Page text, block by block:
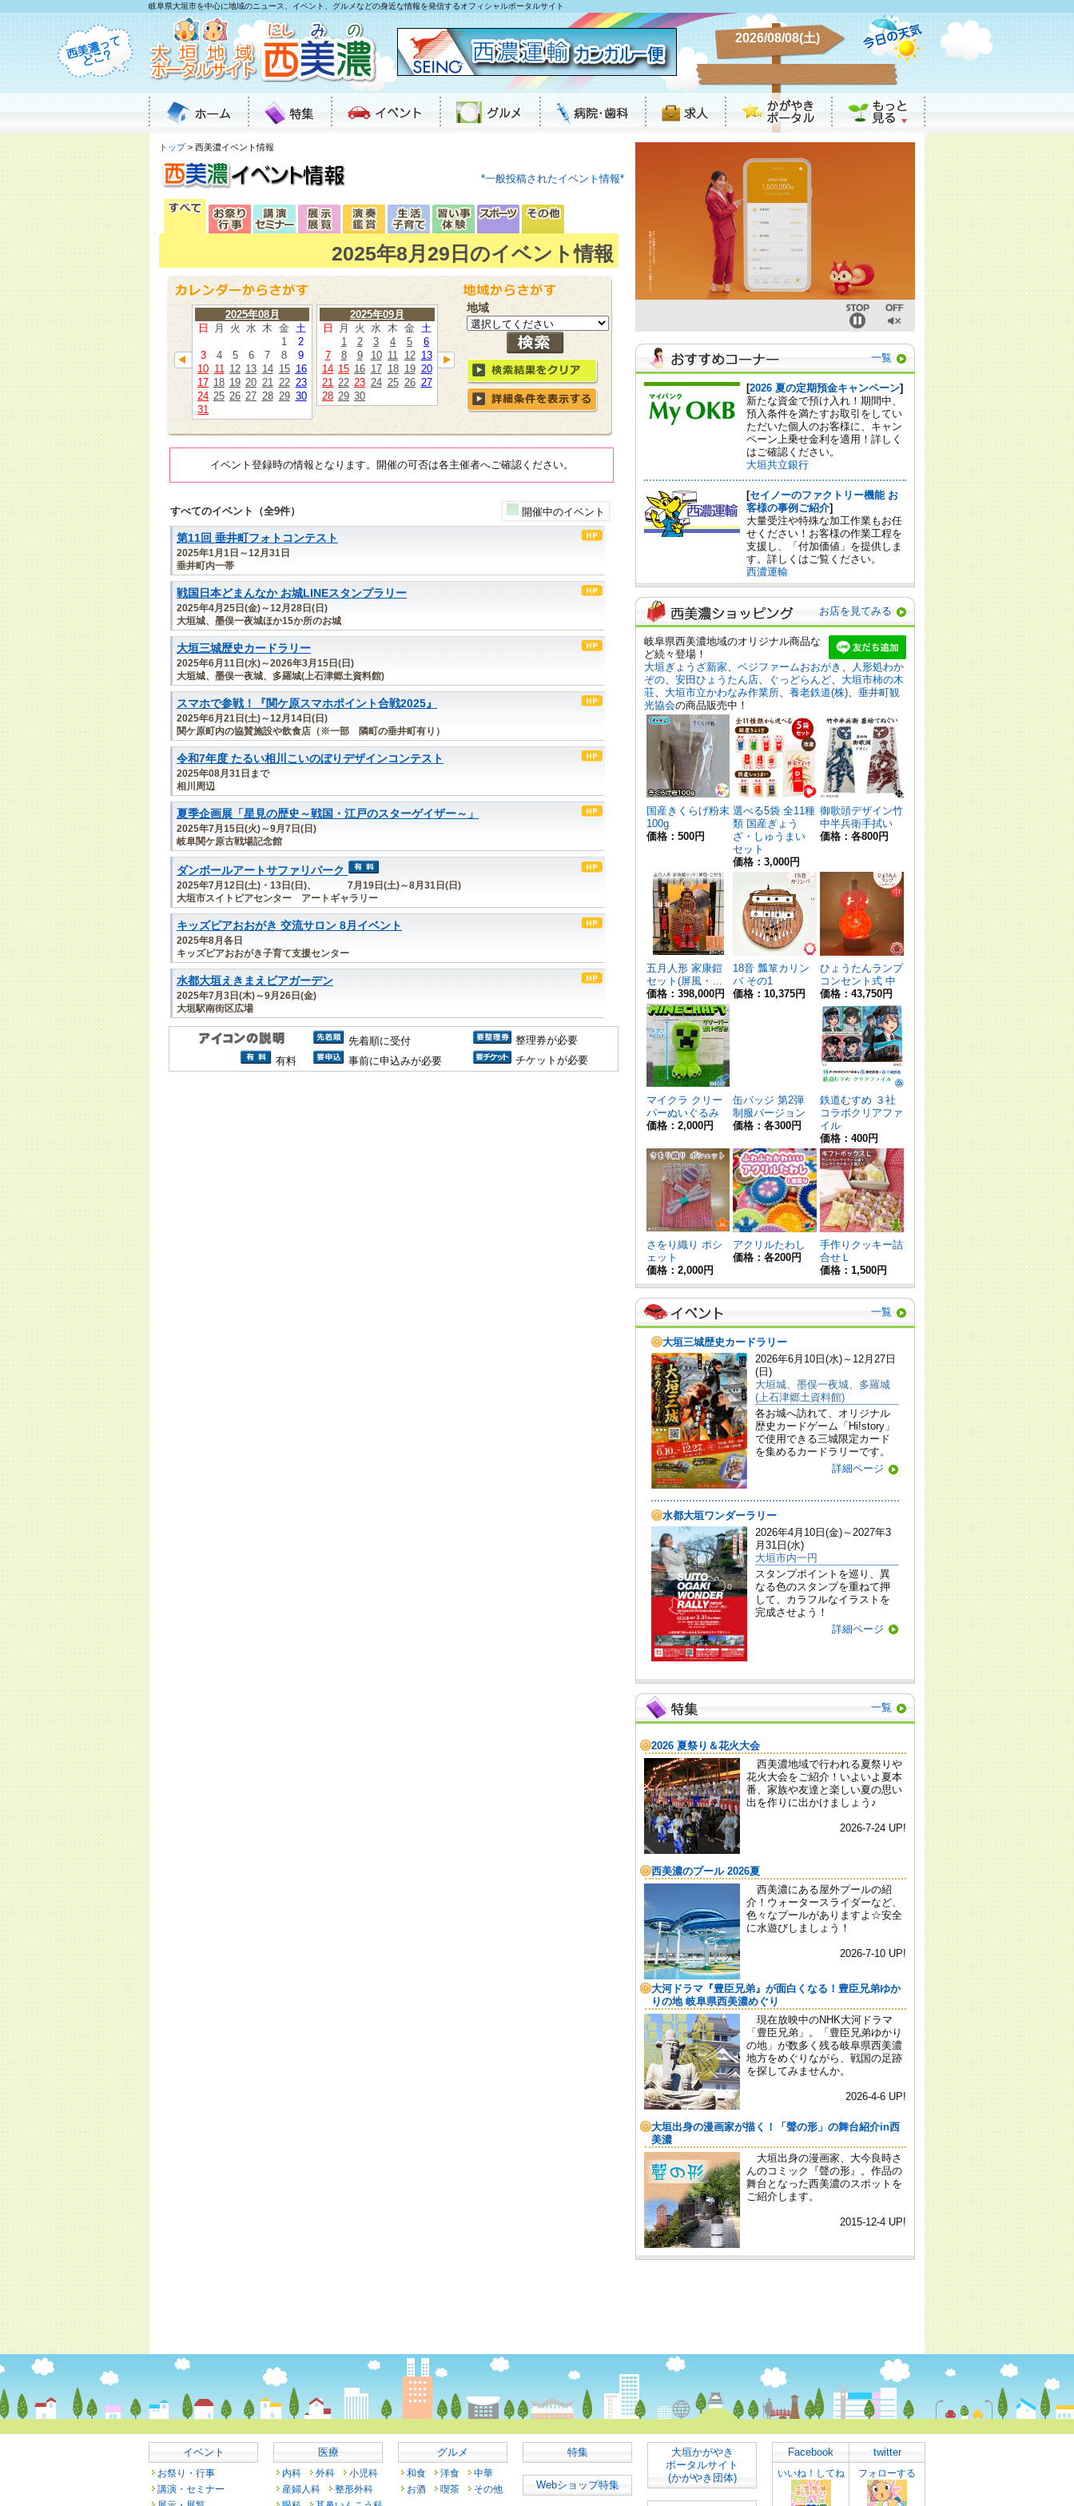
岐阜県大垣市を中心に地域のニュース、イベント、グルメなどの身近な情報を発信するオフィシャルポータルサイト
2026/08/08(土)
トップ> 西美濃イベント情報
*一般投稿されたイベント情報*
2025年8月29日のイベント情報
2025年08月
日
月 火 水 木 金 土
1
2
3
4 5 6 7 8
9
10 11 12 13 14 15 16
17 18 19 20 21 22 23
24 25 26 27 28 29 30
31
2025年09月
日
月 火 水 木 金 土
1
2 3 4 5
6
7
8 9 10 11 12 13
14 15 16 17 18 19 20
21 22 23 24 25 26 27
28 29 30
地域
イベント登録時の情報となります。開催の可否は各主催者へご確認ください。
すべてのイベント（全9件） 開催中のイベント
第11回 垂井町フォトコンテスト
2025年1月1日～12月31日
垂井町内一帯
戦国日本どまんなか お城LINEスタンプラリー
2025年4月25日(金)～12月28日(日)
大垣城、墨俣一夜城ほか15か所のお城
大垣三城歴史カードラリー
2025年6月11日(水)～2026年3月15日(日)
大垣城、墨俣一夜城、多羅城(上石津郷土資料館)
スマホで参戦！『関ケ原スマホポイント合戦2025』
2025年6月21日(土)～12月14日(日)
関ケ原町内の協賛施設や飲食店（※一部 隣町の垂井町有り）
令和7年度 たるい相川こいのぼりデザインコンテスト
2025年08月31日まで
相川周辺
夏季企画展「星見の歴史～戦国・江戸のスターゲイザー～」
2025年7月15日(火)～9月7日(日)
岐阜関ケ原古戦場記念館
ダンボールアートサファリパーク
2025年7月12日(土)・13日(日)、 7月19日(土)～8月31日(日)
大垣市スイトピアセンター アートギャラリー
キッズピアおおがき 交流サロン 8月イベント
2025年8月各日
キッズピアおおがき子育て支援センター
水都大垣えきまえビアガーデン
2025年7月3日(木)～9月26日(金)
大垣駅南街区広場
先着順に受付
整理券が必要
有料
事前に申込みが必要 チケットが必要
イベント
お祭り・行事
講演・セミナー
医療
内科 外科
小児科
産婦人科
整形外科
グルメ
和食 洋食
中華
お酒
喫茶 その他
特集
Webショップ特集
大垣かがやき
ポータルサイト
(かがやき団体)
Facebook
いいね！してね
twitter
フォローする